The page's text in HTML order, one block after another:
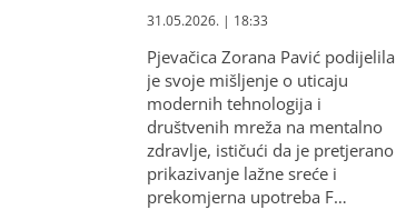
31.05.2026. | 18:33
Pjevačica Zorana Pavić podijelila
je svoje mišljenje o uticaju
modernih tehnologija i
društvenih mreža na mentalno
zdravlje, ističući da je pretjerano
prikazivanje lažne sreće i
prekomjerna upotreba F…